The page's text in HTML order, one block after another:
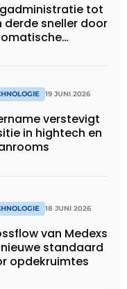
tot
derde sneller door
19 JUNI 2026
verstevigt
in hightech en
18 JUNI 2026
van Medexs
standaard
opdekruimtes